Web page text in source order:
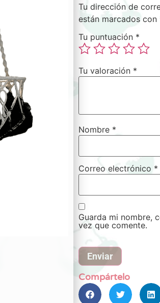
Tu dirección de
están marcados con
Tu puntuación *
Tu valoración *
Nombre *
Correo electrónico *
Guarda mi nombre,
vez que comente.
Compártelo